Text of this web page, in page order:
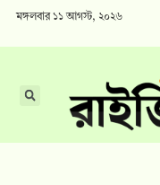
মঙ্গলবার ১১ আগস্ট, ২০২৬